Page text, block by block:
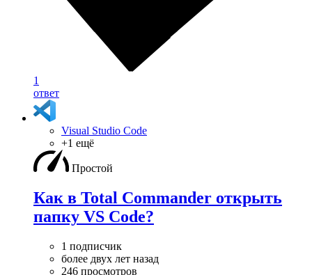
1
ответ
Visual Studio Code
+1 ещё
Простой
Как в Total Commander открыть
папку VS Code?
1 подписчик
более двух лет назад
246 просмотров